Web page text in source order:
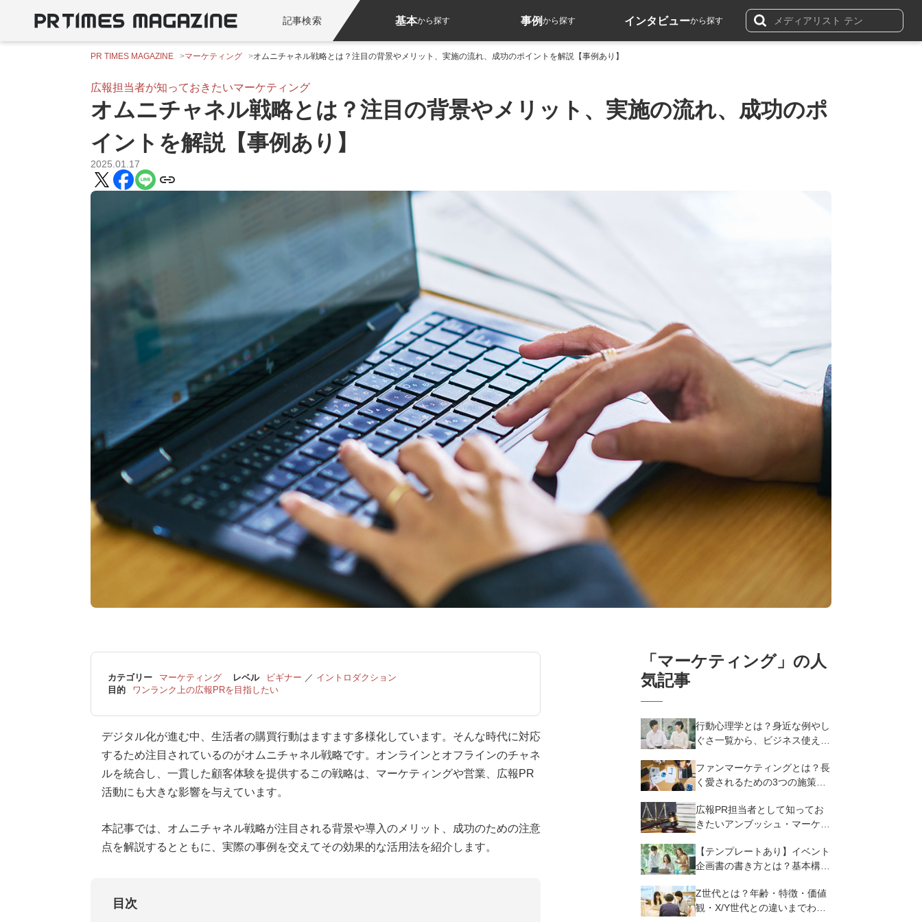
記事検索 基本から探す 事例から探す インタビューから探す
PR TIMES MAGAZINE マーケティング オムニチャネル戦略とは？注目の背景やメリット、実施の流れ、成功のポイントを解説【事例あり】
広報担当者が知っておきたいマーケティング
オムニチャネル戦略とは？注目の背景やメリット、実施の流れ、成功のポ
イントを解説【事例あり】
2025.01.17
カテゴリー マーケティング レベル ビギナー ／ イントロダクション
目的
ワンランク上の広報PRを目指したい
デジタル化が進む中、生活者の購買行動はますます多様化しています。そんな時代に対応
するため注目されているのがオムニチャネル戦略です。オンラインとオフラインのチャネ
ルを統合し、一貫した顧客体験を提供するこの戦略は、マーケティングや営業、広報PR
活動にも大きな影響を与えています。
本記事では、オムニチャネル戦略が注目される背景や導入のメリット、成功のための注意
点を解説するとともに、実際の事例を交えてその効果的な活用法を紹介します。
目次
「マーケティング」の人
気記事
行動心理学とは？身近な例やし
ぐさ一覧から、ビジネス使える
ファンマーケティングとは？長
く愛されるための3つの施策と
広報PR担当者として知ってお
きたいアンブッシュ・マーケテ
【テンプレートあり】イベント
企画書の書き方とは？基本構成
解説
Z世代とは？年齢・特徴・価値
観・X/Y世代との違いまでわか